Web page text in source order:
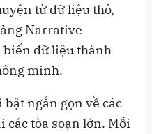
từ dữ liệu thô,
Narrative
biến dữ liệu thành
minh.
ngắn gọn về các
các tòa soạn lớn. Mỗi